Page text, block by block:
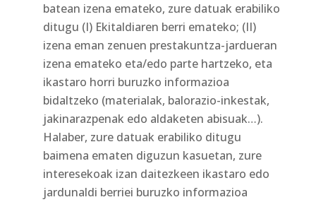
batean izena emateko, zure datuak erabiliko
ditugu (I) Ekitaldiaren berri emateko; (II)
izena eman zenuen prestakuntza-jardueran
izena emateko eta/edo parte hartzeko, eta
ikastaro horri buruzko informazioa
bidaltzeko (materialak, balorazio-inkestak,
jakinarazpenak edo aldaketen abisuak…).
Halaber, zure datuak erabiliko ditugu
baimena ematen diguzun kasuetan, zure
interesekoak izan daitezkeen ikastaro edo
jardunaldi berriei buruzko informazioa